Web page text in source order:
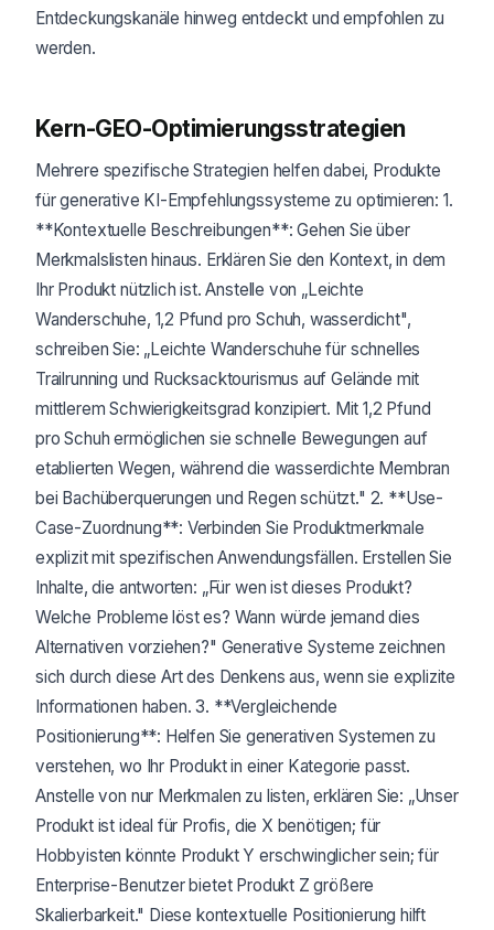
Entdeckungskanäle hinweg entdeckt und empfohlen zu
werden.
Kern-GEO-Optimierungsstrategien
Mehrere spezifische Strategien helfen dabei, Produkte
für generative KI-Empfehlungssysteme zu optimieren: 1.
**Kontextuelle Beschreibungen**: Gehen Sie über
Merkmalslisten hinaus. Erklären Sie den Kontext, in dem
Ihr Produkt nützlich ist. Anstelle von „Leichte
Wanderschuhe, 1,2 Pfund pro Schuh, wasserdicht",
schreiben Sie: „Leichte Wanderschuhe für schnelles
Trailrunning und Rucksacktourismus auf Gelände mit
mittlerem Schwierigkeitsgrad konzipiert. Mit 1,2 Pfund
pro Schuh ermöglichen sie schnelle Bewegungen auf
etablierten Wegen, während die wasserdichte Membran
bei Bachüberquerungen und Regen schützt." 2. **Use-
Case-Zuordnung**: Verbinden Sie Produktmerkmale
explizit mit spezifischen Anwendungsfällen. Erstellen Sie
Inhalte, die antworten: „Für wen ist dieses Produkt?
Welche Probleme löst es? Wann würde jemand dies
Alternativen vorziehen?" Generative Systeme zeichnen
sich durch diese Art des Denkens aus, wenn sie explizite
Informationen haben. 3. **Vergleichende
Positionierung**: Helfen Sie generativen Systemen zu
verstehen, wo Ihr Produkt in einer Kategorie passt.
Anstelle von nur Merkmalen zu listen, erklären Sie: „Unser
Produkt ist ideal für Profis, die X benötigen; für
Hobbyisten könnte Produkt Y erschwinglicher sein; für
Enterprise-Benutzer bietet Produkt Z größere
Skalierbarkeit." Diese kontextuelle Positionierung hilft